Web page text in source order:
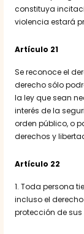
constituya
violencia estará
Artículo 21
Se reconoce el
derecho sólo
la ley que sean
interés de la
orden público, o
derechos y
Artículo 22
1. Toda persona
incluso el
protección de sus